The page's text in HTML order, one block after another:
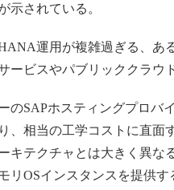
示されている。
運用が複雑過ぎる、あ
ービスやパブリッククラウ
のSAPホスティングプロバ
、相当の工学コストに直
キテクチャとは大きく異
リOSインスタンスを提供